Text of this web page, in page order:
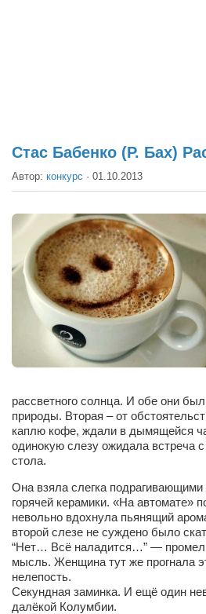
Факты
Выборы
Традиции
Опросы
Экология
Здоровье
Здоровый образ жизни
Сам себе доктор
Курьезы
Досье
Лариса Ильченко
Орест Коваль
Тамара Кубракова
Вера Паненко
Стас Бабенко (Р. Бах)
Автор: конкурс · 01.10.2013
рассветного солнца. И обе они
природы. Вторая – от
каплю кофе, ждали в дымящейся
одинокую слезу ожидала встреча
стола.
Она взяла слегка
горячей керамики. «На автомате»
невольно вдохнула пьянящий
второй слезе не суждено было
“Нет… Всё наладится…” —
мысль. Женщина тут же прогнала
нелепость.
Секундная заминка. И ещё один
далёкой Колумбии.